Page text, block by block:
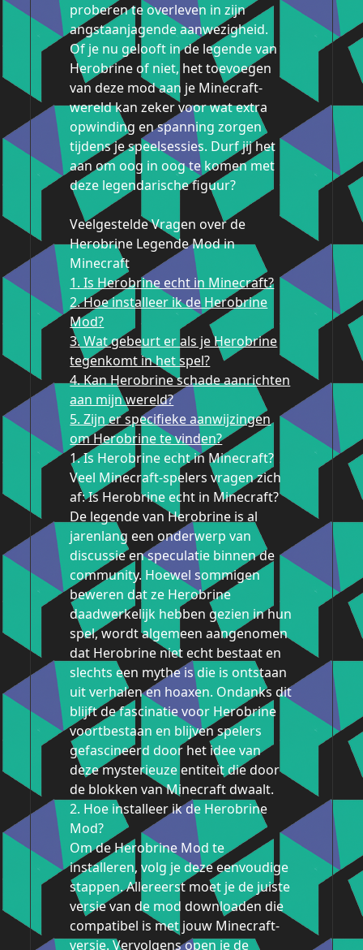
proberen te overleven in zijn
angstaanjagende aanwezigheid.
Of je nu gelooft in de legende van
Herobrine of niet, het toevoegen
van deze mod aan je Minecraft-
wereld kan zeker voor wat extra
opwinding en spanning zorgen
tijdens je speelsessies. Durf jij het
aan om oog in oog te komen met
deze legendarische figuur?
Veelgestelde Vragen over de
Herobrine Legende Mod in
Minecraft
1. Is Herobrine echt in Minecraft?
2. Hoe installeer ik de Herobrine
Mod?
3. Wat gebeurt er als je Herobrine
tegenkomt in het spel?
4. Kan Herobrine schade aanrichten
aan mijn wereld?
5. Zijn er specifieke aanwijzingen
om Herobrine te vinden?
1. Is Herobrine echt in Minecraft?
Veel Minecraft-spelers vragen zich
af: Is Herobrine echt in Minecraft?
De legende van Herobrine is al
jarenlang een onderwerp van
discussie en speculatie binnen de
community. Hoewel sommigen
beweren dat ze Herobrine
daadwerkelijk hebben gezien in hun
spel, wordt algemeen aangenomen
dat Herobrine niet echt bestaat en
slechts een mythe is die is ontstaan
uit verhalen en hoaxen. Ondanks dit
blijft de fascinatie voor Herobrine
voortbestaan en blijven spelers
gefascineerd door het idee van
deze mysterieuze entiteit die door
de blokken van Minecraft dwaalt.
2. Hoe installeer ik de Herobrine
Mod?
Om de Herobrine Mod te
installeren, volg je deze eenvoudige
stappen. Allereerst moet je de juiste
versie van de mod downloaden die
compatibel is met jouw Minecraft-
versie. Vervolgens open je de